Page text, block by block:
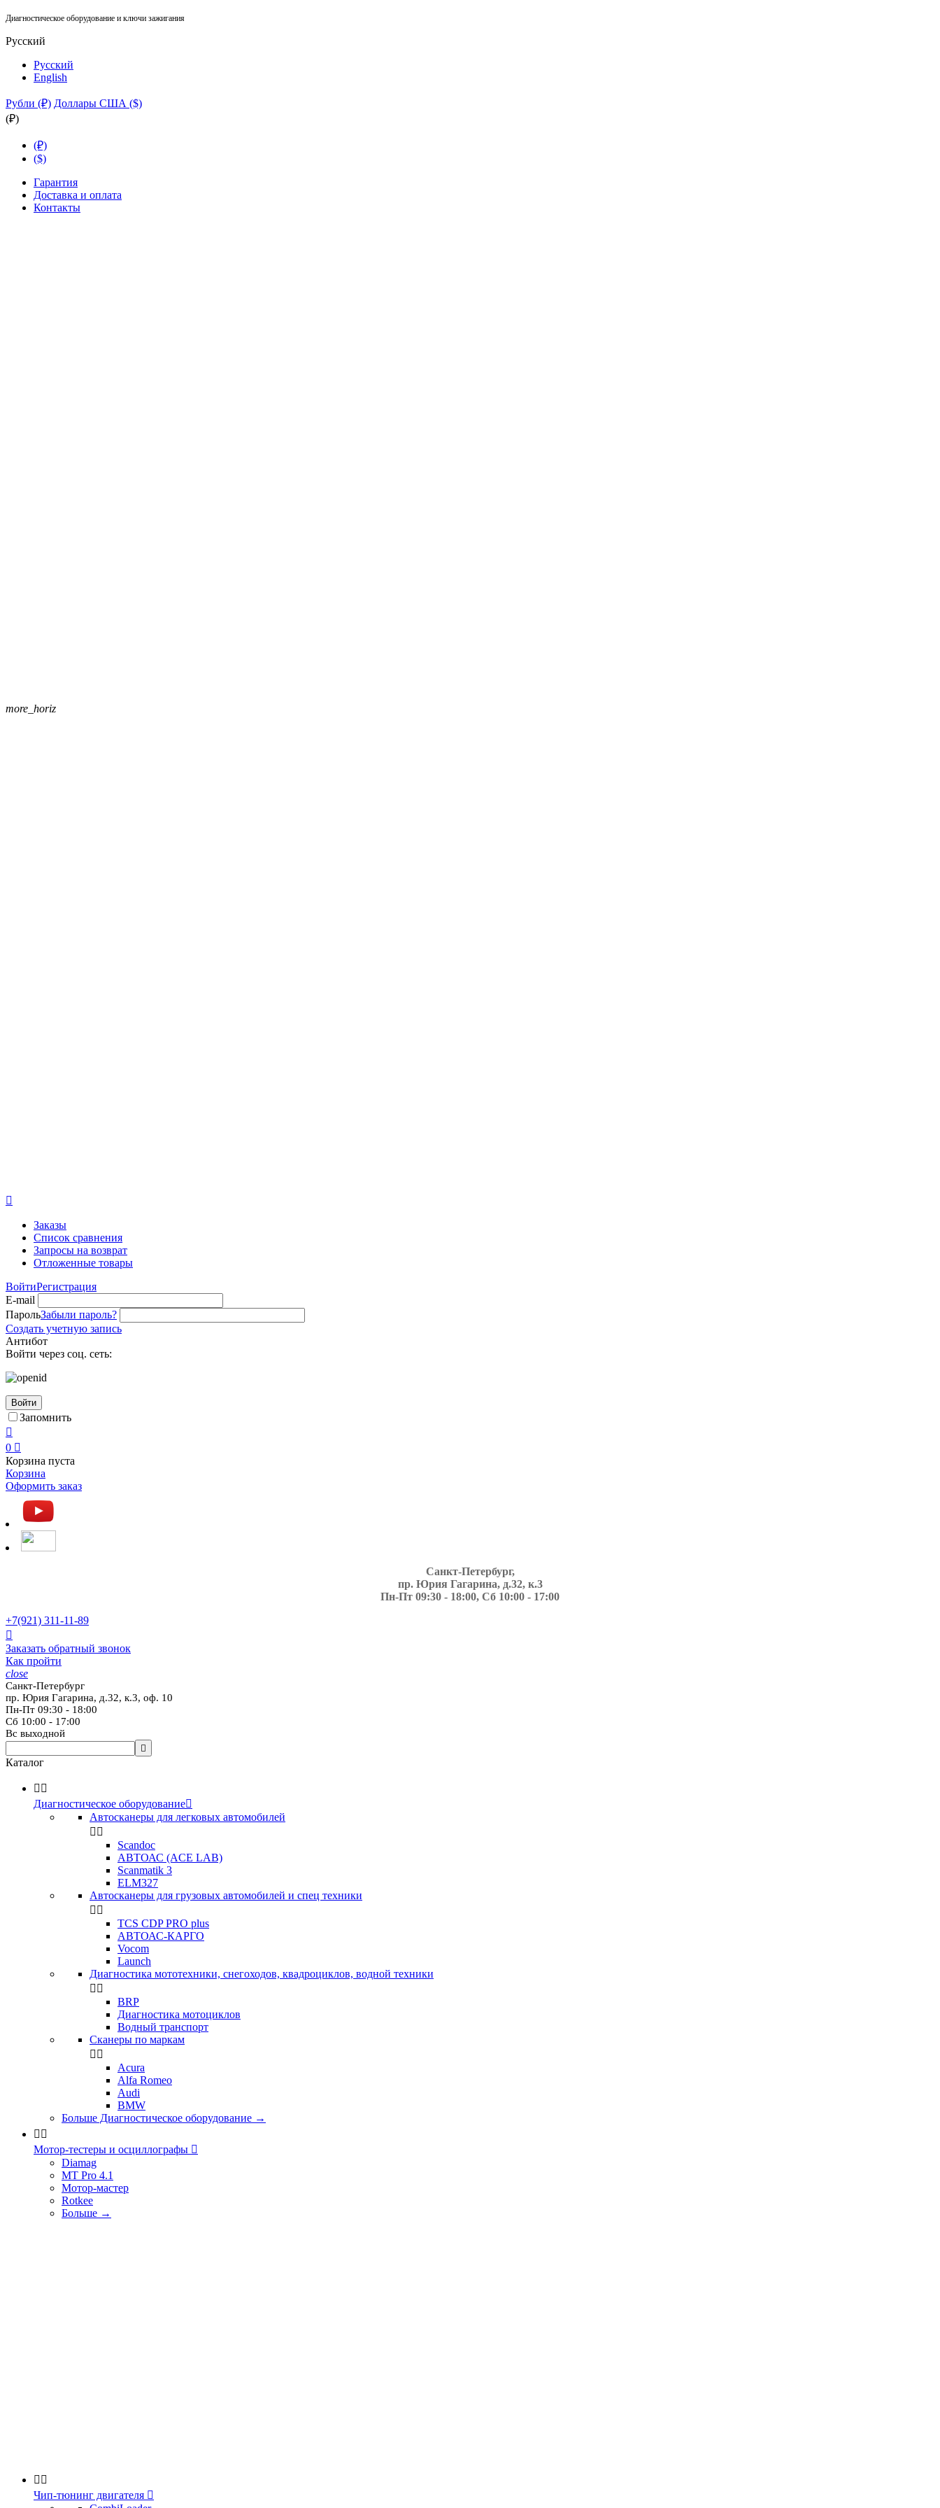
Диагностическое оборудование и ключи зажигания
Русский
Русский
English
Рубли (₽) Доллары США ($)
(₽)
(₽)
($)
Гарантия
Доставка и оплата
Контакты
more_horiz

Заказы
Список сравнения
Запросы на возврат
Отложенные товары
ВойтиРегистрация
E-mail
ПарольЗабыли пароль?
Создать учетную запись
Антибот
Войти через соц. сеть:
Войти
Запомнить

0 
Корзина пуста
Корзина
Оформить заказ
Санкт-Петербург,
пр. Юрия Гагарина, д.32, к.3
Пн-Пт 09:30 - 18:00, Сб 10:00 - 17:00
+7(921) 311-11-89

Заказать обратный звонок
Как пройти
close
Санкт-Петербург
пр. Юрия Гагарина, д.32, к.3, оф. 10
Пн-Пт 09:30 - 18:00
Сб 10:00 - 17:00
Вс выходной

Каталог
 
Диагностическое оборудование
Автосканеры для легковых автомобилей
 
Scandoc
АВТОАС (ACE LAB)
Scanmatik 3
ELM327
Автосканеры для грузовых автомобилей и спец техники
 
TCS CDP PRO plus
АВТОАС-КАРГО
Vocom
Launch
Диагностика мототехники, снегоходов, квадроциклов, водной техники
 
BRP
Диагностика мотоциклов
Водный транспорт
Сканеры по маркам
 
Acura
Alfa Romeo
Audi
BMW
Больше Диагностическое оборудование →
 
Мотор-тестеры и осциллографы 
Diamag
MT Pro 4.1
Мотор-мастер
Rotkee
Больше →
 
Чип-тюнинг двигателя 